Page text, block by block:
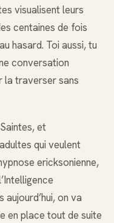
visualisent leurs
centaines de fois
hasard. Toi aussi, tu
conversation
la traverser sans
et
qui veulent
ericksonienne,
on va
en place tout de suite